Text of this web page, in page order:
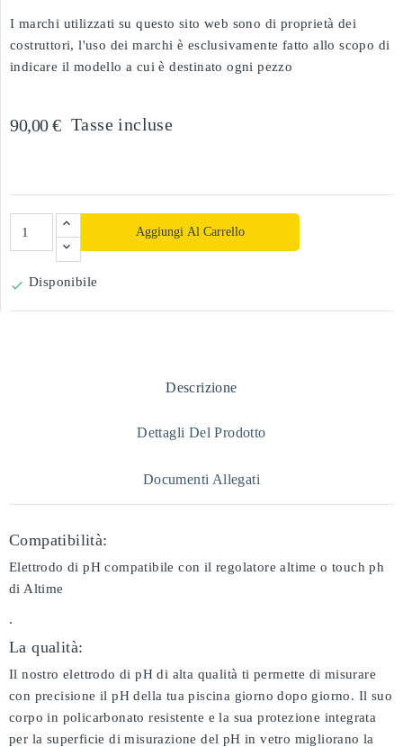
I marchi utilizzati su questo sito web sono di proprietà dei
costruttori, l'uso dei marchi è esclusivamente fatto allo scopo di
indicare il modello a cui è destinato ogni pezzo
90,00 € Tasse incluse
Aggiungi Al Carrello
 Disponibile
Descrizione
Dettagli Del Prodotto
Documenti Allegati
Compatibilità:
Elettrodo di pH compatibile con il regolatore altime o touch ph
di Altime
.
La qualità:
Il nostro elettrodo di pH di alta qualità ti permette di misurare
con precisione il pH della tua piscina giorno dopo giorno. Il suo
corpo in policarbonato resistente e la sua protezione integrata
per la superficie di misurazione del pH in vetro migliorano la